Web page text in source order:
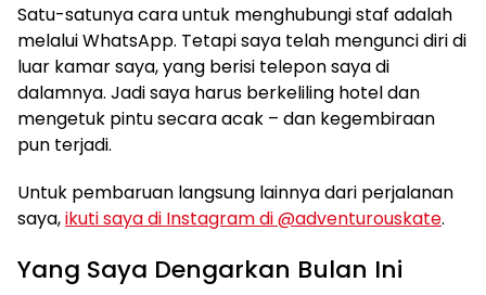
Satu-satunya cara untuk menghubungi staf adalah
melalui WhatsApp. Tetapi saya telah mengunci diri di
luar kamar saya, yang berisi telepon saya di
dalamnya. Jadi saya harus berkeliling hotel dan
mengetuk pintu secara acak – dan kegembiraan
pun terjadi.
Untuk pembaruan langsung lainnya dari perjalanan
saya,ikuti saya di Instagram di @adventurouskate.
Yang Saya Dengarkan Bulan Ini